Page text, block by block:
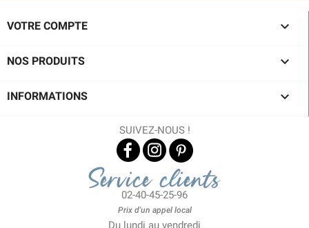
VOTRE COMPTE 
NOS PRODUITS 
INFORMATIONS 
SUIVEZ-NOUS !
Service clients
02-40-45-25-96
Prix d'un appel local
Du lundi au vendredi